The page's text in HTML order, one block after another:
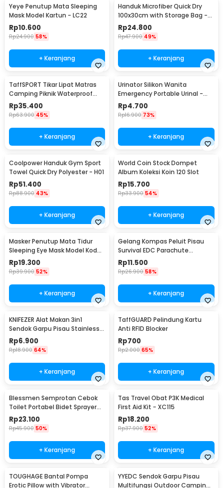
Yeye Penutup Mata Sleeping
Mask Model Kartun - LC22
Rp10.600
Rp24.900 58%
+ Keranjang
Handuk Microfiber Quick Dry
100x30cm with Storage Bag -
S-30
Rp24.800
Rp47.900 49%
+ Keranjang
TaffSPORT Tikar Lipat Matras
Camping Piknik Waterproof
Mat 1.4x1.52M - FS-007
Rp35.400
Rp63.900 45%
+ Keranjang
Urinator Silikon Wanita
Emergency Portable Urinal -
XBQ
Rp4.700
Rp16.900 73%
+ Keranjang
Coolpower Handuk Gym Sport
Towel Quick Dry Polyester - H01
Rp51.400
Rp88.900 43%
+ Keranjang
World Coin Stock Dompet
Album Koleksi Koin 120 Slot
Rp15.700
Rp33.900 54%
+ Keranjang
Masker Penutup Mata Tidur
Sleeping Eye Mask Model Kodok
- LC30
Rp19.300
Rp39.900 52%
+ Keranjang
Gelang Kompas Peluit Pisau
Survival EDC Parachute
Bracelet - B002-6
Rp11.500
Rp26.900 58%
+ Keranjang
KNIFEZER Alat Makan 3in1
Sendok Garpu Pisau Stainless
Travel 20cm - HG1514
Rp6.900
Rp18.900 64%
+ Keranjang
TaffGUARD Pelindung Kartu
Anti RFID Blocker
Rp700
Rp2.000 65%
+ Keranjang
Blessmen Semprotan Cebok
Toilet Portabel Bidet Sprayer
450ml - WR-450
Rp23.100
Rp45.900 50%
+ Keranjang
Tas Travel Obat P3K Medical
First Aid Kit - XC115
Rp18.200
Rp37.900 52%
+ Keranjang
TOUGHAGE Bantal Pompa
Erotic Pillow with Vibrator
YYEDC Sendok Garpu Pisau
Multifungsi Outdoor Camping